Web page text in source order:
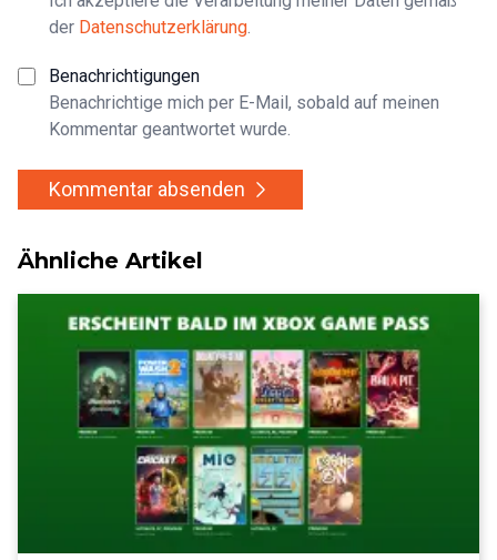
der Datenschutzerklärung
Benachrichtigungen
Benachrichtige mich per E-Mail, sobald auf meinen
Kommentar geantwortet wurde.
Kommentar absenden
Ähnliche Artikel